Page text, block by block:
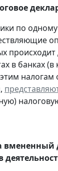
по
в банках
налогам
вмененный